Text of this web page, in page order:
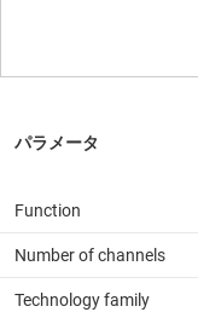
Function
Number of channels
Technology family